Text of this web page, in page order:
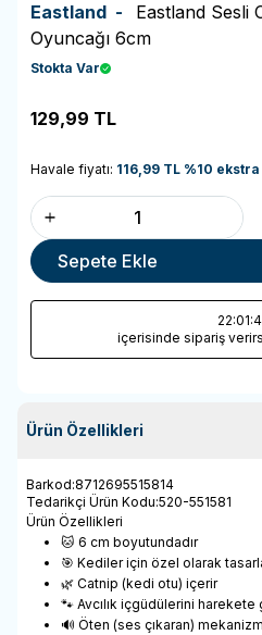
Eastland - Eastland Sesli
Oyuncağı 6cm
Stokta Var
129,99 TL
Havale fiyatı: 116,99 TL %10
Sepete Ekle
22:01
içerisinde sipariş
Ürün Özellikleri
Barkod:8712695515814
Tedarikçi Ürün Kodu:520-551581
Ürün Özellikleri
🐱 6 cm boyutundadır
🎯 Kediler için özel olarak
🌿 Catnip (kedi otu) içerir
🐾 Avcılık içgüdülerini harekete
🔊 Öten (ses çıkaran)